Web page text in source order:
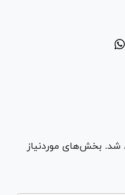
شد. بخش‌های موردنیاز